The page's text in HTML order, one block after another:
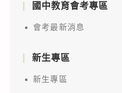
國中教育會考專區
會考最新消息
新生專區
新生專區